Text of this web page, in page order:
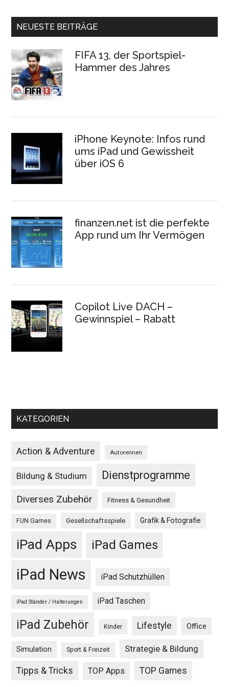
NEUESTE BEITRÄGE
FIFA 13, der Sportspiel-
Hammer des Jahres
iPhone Keynote: Infos rund
ums iPad und Gewissheit
über iOS 6
finanzen.net ist die perfekte
App rund um Ihr Vermögen
Copilot Live DACH –
Gewinnspiel – Rabatt
KATEGORIEN
Action & Adventure Autorennen
Bildung & Studium Dienstprogramme
Diverses Zubehör Fitness & Gesundheit
FUN Games Gesellschaftsspiele Grafik & Fotografie
iPad Apps iPad Games
iPad News iPad Schutzhüllen
iPad Ständer / Halterungen iPad Taschen
iPad Zubehör Kinder Lifestyle Office
Simulation Sport & Freizeit Strategie & Bildung
Tipps & Tricks TOP Apps TOP Games